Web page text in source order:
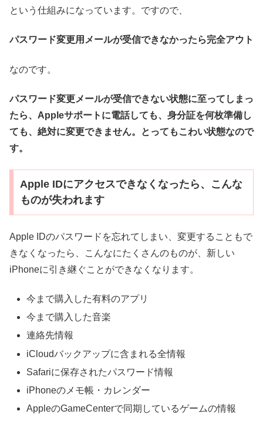
という仕組みになっています。ですので、
パスワード変更用メールが受信できなかったら完全アウト
なのです。
パスワード変更メールが受信できない状態に至ってしまっ
たら、Appleサポートに電話しても、身分証を何枚準備し
ても、絶対に変更できません。とってもこわい状態なので
す。
Apple IDにアクセスできなくなったら、こんな
ものが失われます
Apple IDのパスワードを忘れてしまい、変更することもで
きなくなったら、こんなにたくさんのものが、新しい
iPhoneに引き継ぐことができなくなります。
今まで購入した有料のアプリ
今まで購入した音楽
連絡先情報
iCloudバックアップに含まれる全情報
Safariに保存されたパスワード情報
iPhoneのメモ帳・カレンダー
AppleのGameCenterで同期しているゲームの情報